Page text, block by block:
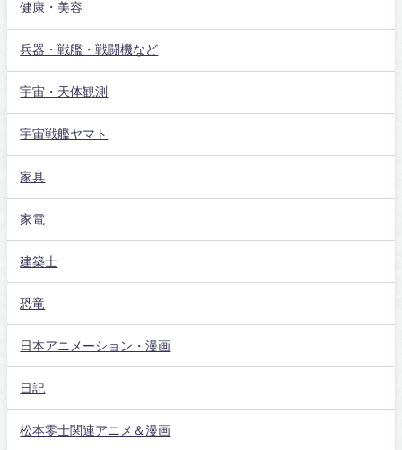
健康・美容
兵器・戦艦・戦闘機など
宇宙・天体観測
宇宙戦艦ヤマト
家具
家電
建築士
恐竜
日本アニメーション・漫画
日記
松本零士関連アニメ＆漫画